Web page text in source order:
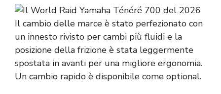
Il cambio delle marce è stato perfezionato con
un innesto rivisto per cambi più fluidi e la
posizione della frizione è stata leggermente
spostata in avanti per una migliore ergonomia.
Un cambio rapido è disponibile come optional.